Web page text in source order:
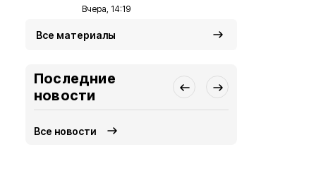
Вчера, 14:19
Все материалы
Последние
новости
Все новости